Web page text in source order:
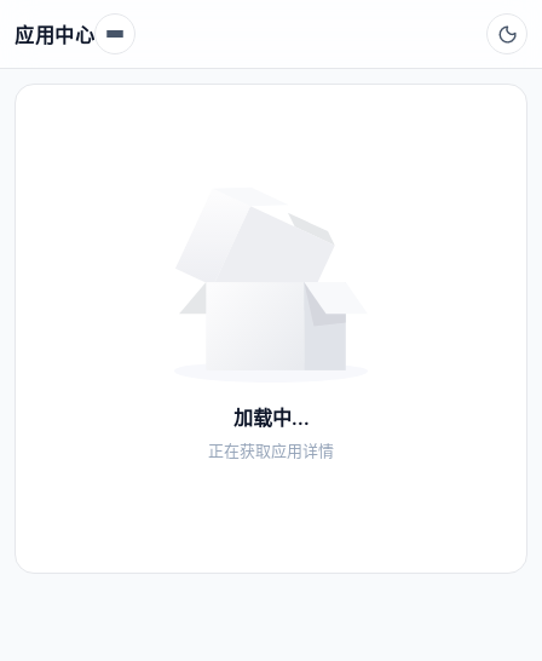
应用中心
加载中...
正在获取应用详情